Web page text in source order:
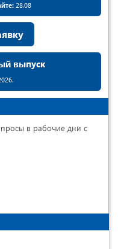
28.08
выпуск
в рабочие дни с